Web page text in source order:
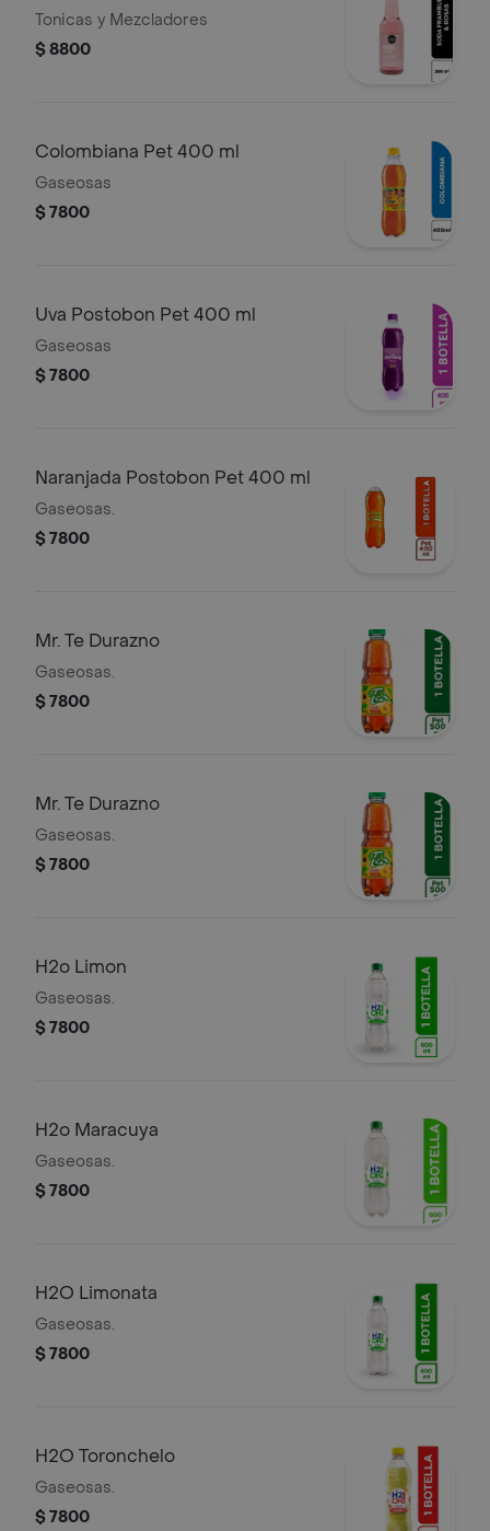
300 ml
Tonicas y Mezcladores
$ 8800
Colombiana Pet 400 ml
Gaseosas
$ 7800
Uva Postobon Pet 400 ml
Gaseosas
$ 7800
Naranjada Postobon Pet 400 ml
Gaseosas.
$ 7800
Mr. Te Durazno
Gaseosas.
$ 7800
Mr. Te Durazno
Gaseosas.
$ 7800
H2o Limon
Gaseosas.
$ 7800
H2o Maracuya
Gaseosas.
$ 7800
H2O Limonata
Gaseosas.
$ 7800
H2O Toronchelo
Gaseosas.
$ 7800